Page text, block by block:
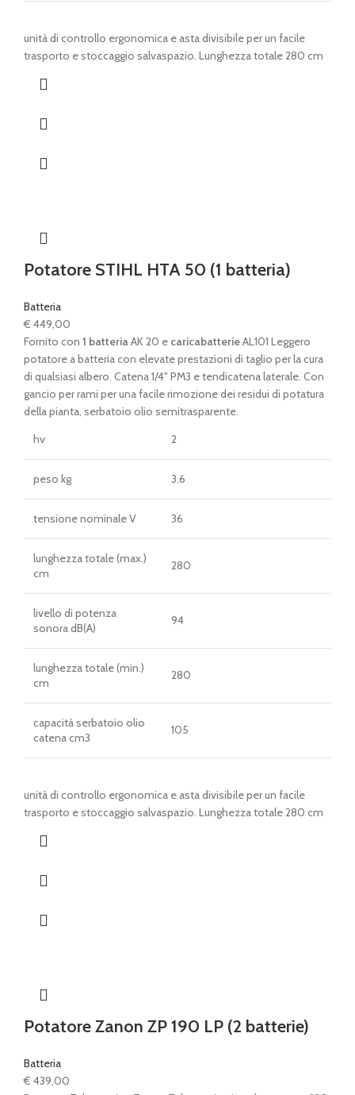
unità di controllo ergonomica e asta divisibile per un facile
trasporto e stoccaggio salvaspazio. Lunghezza totale 280 cm
Potatore STIHL HTA 50 (1 batteria)
Batteria
€ 449,00
Fornito con 1 batteriaAK 20 e caricabatterieAL101 Leggero
potatore a batteria con elevate prestazioni di taglio per la cura
di qualsiasi albero. Catena 1/4" PM3 e tendicatena laterale. Con
gancio per rami per una facile rimozione dei residui di potatura
della pianta, serbatoio olio semitrasparente.
hv
2
peso kg 3.6
tensione nominale V 36
lunghezza totale (max.)
cm
280
livello di potenza
sonora dB(A)
94
lunghezza totale (min.)
cm
280
capacità serbatoio olio
catena cm3
105
unità di controllo ergonomica e asta divisibile per un facile
trasporto e stoccaggio salvaspazio. Lunghezza totale 280 cm
Potatore Zanon ZP 190 LP (2 batterie)
Batteria
€ 439,00